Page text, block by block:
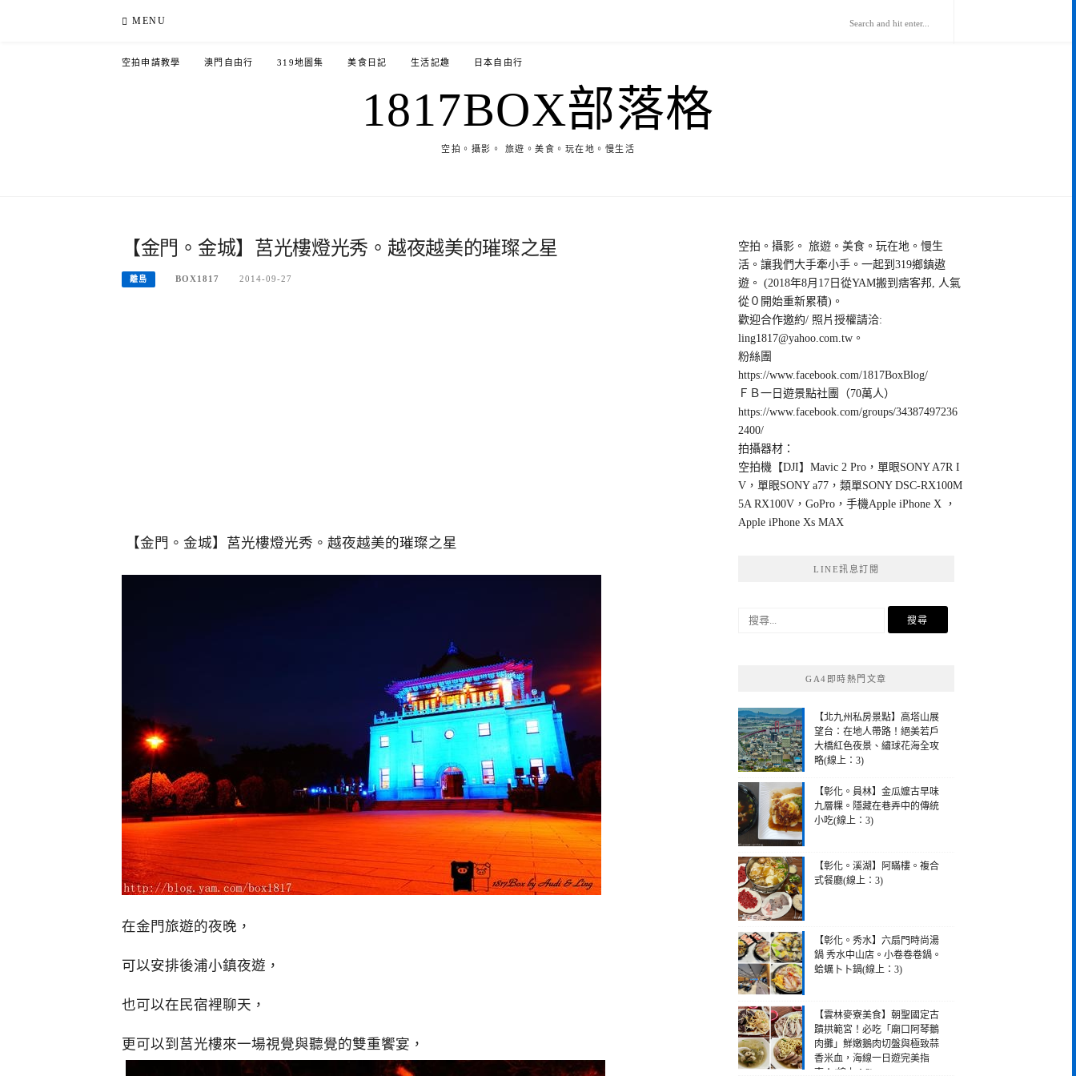
MENU
空拍申請教學 澳門自由行 319地圖集 美食日記 生活記趣 日本自由行
1817BOX部落格
空拍。攝影。 旅遊。美食。玩在地。慢生活
【金門。金城】莒光樓燈光秀。越夜越美的璀璨之星
離島 BOX1817 2014-09-27
【金門。金城】莒光樓燈光秀。越夜越美的璀璨之星
在金門旅遊的夜晚，
可以安排後浦小鎮夜遊，
也可以在民宿裡聊天，
更可以到莒光樓來一場視覺與聽覺的雙重饗宴，
空拍。攝影。 旅遊。美食。玩在地。慢生
活。讓我們大手牽小手。一起到319鄉鎮遨
遊。 (2018年8月17日從YAM搬到痞客邦, 人氣
從０開始重新累積)。
歡迎合作邀約/ 照片授權請洽:
ling1817@yahoo.com.tw 。
粉絲團
https://www.facebook.com/1817BoxBlog/
ＦＢ一日遊景點社團（70萬人）
https://www.facebook.com/groups/34387497236
2400/
拍攝器材：
空拍機【DJI】Mavic 2 Pro，單眼SONY A7R I
V，單眼SONY a77，類單SONY DSC-RX100M
5A RX100V，GoPro，手機Apple iPhone X ，
Apple iPhone Xs MAX
LINE訊息訂閱
搜
GA4即時熱門文章
【北九州私房景點】高塔山展
望台：在地人帶路！絕美若戶
大橋紅色夜景、繡球花海全攻
略(線上：3)
【彰化。員林】金瓜嬤古早味
九層粿。隱藏在巷弄中的傳統
小吃(線上：3)
【彰化。溪湖】阿瞞樓。複合
式餐廳(線上：3)
【彰化。秀水】六扇門時尚湯
鍋 秀水中山店。小卷卷卷鍋。
蛤蠣卜卜鍋(線上：3)
【雲林麥寮美食】朝聖國定古
蹟拱範宮！必吃「廟口阿琴鵝
肉攤」鮮嫩鵝肉切盤與極致蒜
香米血，海線一日遊完美指
南！(線上：3)